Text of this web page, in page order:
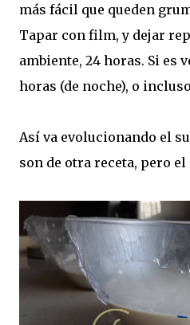
más fácil que queden
Tapar con film, y dejar
ambiente, 24 horas. Si es
horas (de noche), o
Así va evolucionando el
son de otra receta, pero